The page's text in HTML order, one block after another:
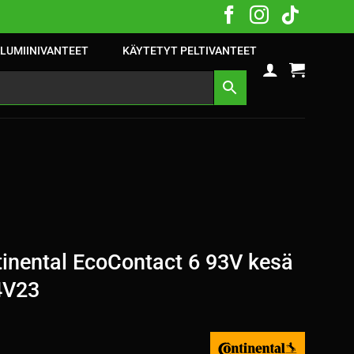
KÄYTETYT PELTIVANTEET
EcoContact 6 93V kesä